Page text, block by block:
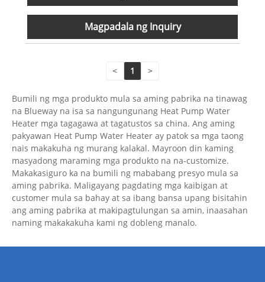
Magpadala ng Inquiry
< 1 >
Bumili ng mga produkto mula sa aming pabrika na tinawag
na Blueway na isa sa nangungunang Heat Pump Water
Heater mga tagagawa at tagatustos sa china. Ang aming
pakyawan Heat Pump Water Heater ay patok sa mga taong
nais makakuha ng murang kalakal. Mayroon din kaming
masyadong maraming mga produkto na na-customize.
Makakasiguro ka na bumili ng mababang presyo mula sa
aming pabrika. Maligayang pagdating mga kaibigan at
customer mula sa bahay at sa ibang bansa upang bisitahin
ang aming pabrika at makipagtulungan sa amin, inaasahan
naming makakakuha kami ng dobleng manalo.